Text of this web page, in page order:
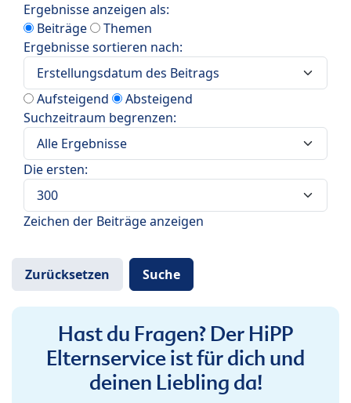
Ergebnisse anzeigen als:
Beiträge
Themen
Ergebnisse sortieren nach:
Aufsteigend
Absteigend
Suchzeitraum begrenzen:
Die ersten:
Zeichen der Beiträge anzeigen
Hast du Fragen? Der HiPP
Elternservice ist für dich und
deinen Liebling da!